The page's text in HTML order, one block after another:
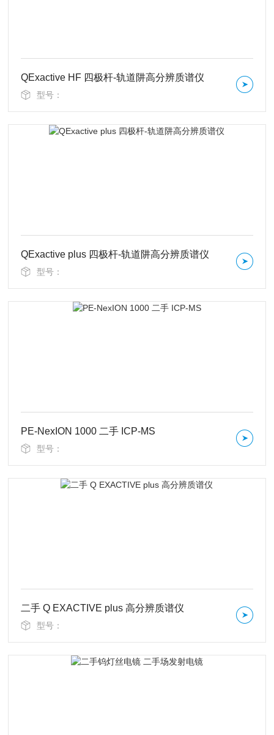
QExactive HF 四极杆-轨道阱高分辨质谱仪
型号：
QExactive plus 四极杆-轨道阱高分辨质谱仪
型号：
PE-NexION 1000 二手 ICP-MS
型号：
二手 Q EXACTIVE plus 高分辨质谱仪
型号：